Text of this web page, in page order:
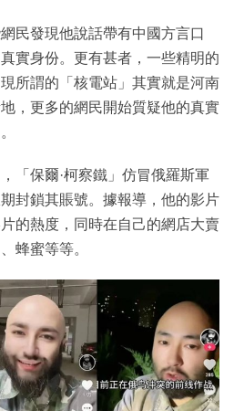
民發現他說話帶有中國方言口
實身份。更有甚者，一些精明的
所謂的「核電站」其實就是河南
，更多的網民開始質疑他的真實
「保爾·柯察鐵」仿冒俄羅斯軍
封鎖其賬號。據報導，他的影片
的熱度，同時在自己的網店大賣
蜂蜜等等。